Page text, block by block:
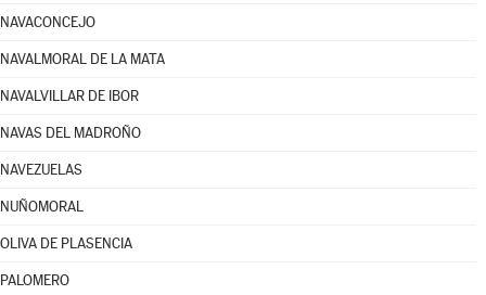
NAVACONCEJO
NAVALMORAL DE LA MATA
NAVALVILLAR DE IBOR
NAVAS DEL MADROÑO
NAVEZUELAS
NUÑOMORAL
OLIVA DE PLASENCIA
PALOMERO